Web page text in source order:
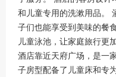
和儿童专用的洗漱用品。
子们也能享受到美味的餐
儿童泳池，让家庭旅行更
酒店靠近天府广场，是一
子房型配备了儿童床和专